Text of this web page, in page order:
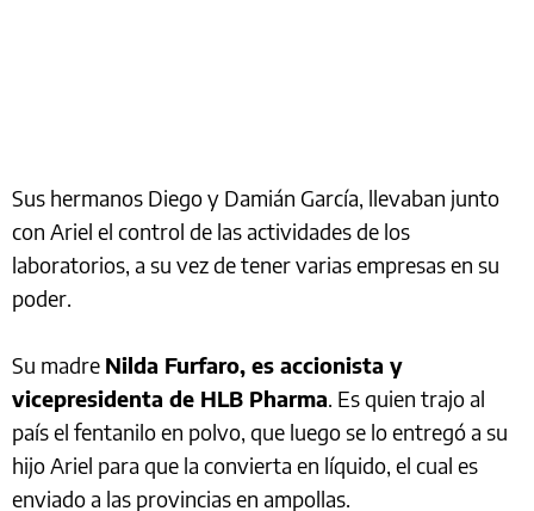
Sus hermanos Diego y Damián García, llevaban junto
con Ariel el control de las actividades de los
laboratorios, a su vez de tener varias empresas en su
poder.
Su madre Nilda Furfaro, es accionista y
vicepresidenta de HLB Pharma. Es quien trajo al
país el fentanilo en polvo, que luego se lo entregó a su
hijo Ariel para que la convierta en líquido, el cual es
enviado a las provincias en ampollas.